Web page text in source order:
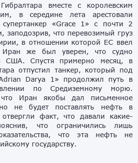
вместе с королевским
в середине лета арестовали
«Grace 1» с почти 2
заподозрив, что перевозимый груз
в отношении которой ЕС ввел
Иран же был уверен, что судно
США. Спустя примерно месяц, в
отпустил танкер, который под
Darya 1» продолжил путь в
по Средиземному морю.
что Иран якобы дал письменное
не будет поставлять нефть в
факт, что давали какие-
что ограничились лишь
что эта нефть не
государству.